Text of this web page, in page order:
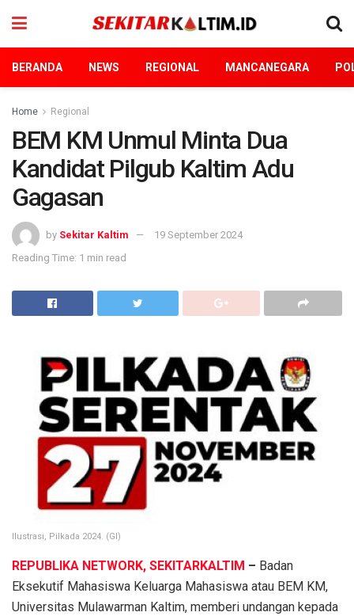
BERANDA NEWS REGIONAL MANCANEGARA
Home Regional
BEM KM Unmul Minta Dua
Kandidat Pilgub Kaltim Adu
Gagasan
by Sekitar Kaltim
19 September 2024
Reading Time: 1 min read
Ilustrasi, Pilkada 2024. (GI)
REPUBLIKA NETWORK, SEKITARKALTIM – Badan
Eksekutif Mahasiswa Keluarga Mahasiswa atau BEM KM,
Universitas Mulawarman Kaltim, memberi undangan kepada